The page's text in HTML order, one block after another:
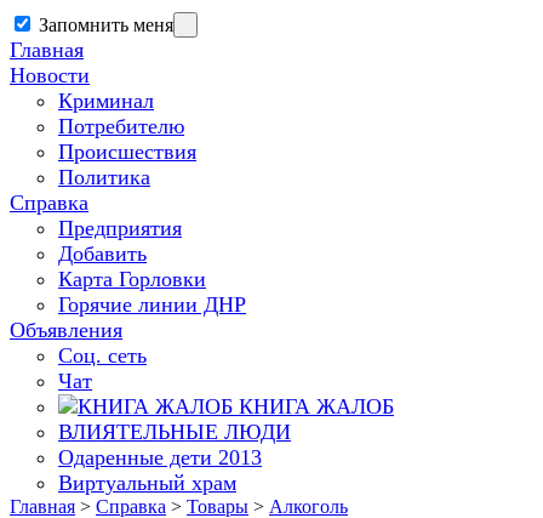
Запомнить меня
Главная
Новости
Криминал
Потребителю
Происшествия
Политика
Справка
Предприятия
Добавить
Карта Горловки
Горячие линии ДНР
Объявления
Соц. сеть
Чат
КНИГА ЖАЛОБ
ВЛИЯТЕЛЬНЫЕ ЛЮДИ
Одаренные дети 2013
Виртуальный храм
Главная > Справка > Товары > Алкоголь